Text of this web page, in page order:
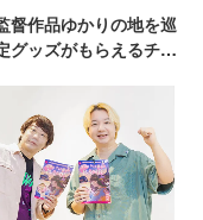
劇場版「名探偵コ
ター撮影会も実施
開
督作品ゆかりの地を巡
グッズがもらえるチャ